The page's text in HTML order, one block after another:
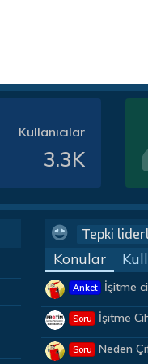
Kullanıcılar
3.3K
Tepki
Konular
Anket
İşitme
Soru İşitme
Soru
Neden